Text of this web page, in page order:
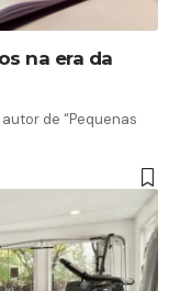
na era da
de “Pequenas